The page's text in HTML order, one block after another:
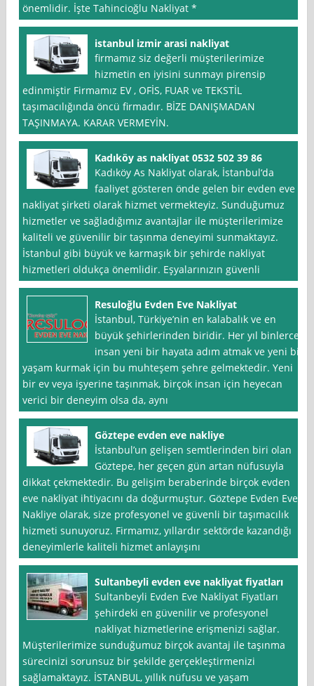
önemlidir. İşte Tahincioğlu Nakliyat *
istanbul izmir arasi nakliyat
firmamız siz değerli müşterilerimize
hizmetin en iyisini sunmayı pirensip
edinmiştir Firmamız EV , OFİS, FUAR ve TEKSTİL
taşımacılığında öncü firmadır. BİZE DANIŞMADAN
TAŞINMAYA. KARAR VERMEYİN.
Kadıköy as nakliyat 0532 502 39 86
Kadıköy As Nakliyat olarak, İstanbul‘da
faaliyet gösteren önde gelen bir evden eve
nakliyat şirketi olarak hizmet vermekteyiz. Sunduğumuz
hizmetler ve sağladığımız avantajlar ile müşterilerimize
kaliteli ve güvenilir bir taşınma deneyimi sunmaktayız.
İstanbul gibi büyük ve karmaşık bir şehirde nakliyat
hizmetleri oldukça önemlidir. Eşyalarınızın güvenli
Resuloğlu Evden Eve Nakliyat
İstanbul, Türkiye’nin en kalabalık ve en
büyük şehirlerinden biridir. Her yıl binlerce
insan yeni bir hayata adım atmak ve yeni bir
yaşam kurmak için bu muhteşem şehre gelmektedir. Yeni
bir ev veya işyerine taşınmak, birçok insan için heyecan
verici bir deneyim olsa da, aynı
Göztepe evden eve nakliye
İstanbul’un gelişen semtlerinden biri olan
Göztepe, her geçen gün artan nüfusuyla
dikkat çekmektedir. Bu gelişim beraberinde birçok evden
eve nakliyat ihtiyacını da doğurmuştur. Göztepe Evden Eve
Nakliye olarak, size profesyonel ve güvenli bir taşımacılık
hizmeti sunuyoruz. Firmamız, yıllardır sektörde kazandığı
deneyimlerle kaliteli hizmet anlayışını
Sultanbeyli evden eve nakliyat fiyatları
Sultanbeyli Evden Eve Nakliyat Fiyatları
şehirdeki en güvenilir ve profesyonel
nakliyat hizmetlerine erişmenizi sağlar.
Müşterilerimize sunduğumuz birçok avantaj ile taşınma
sürecinizi sorunsuz bir şekilde gerçekleştirmenizi
sağlamaktayız. İSTANBUL, yıllık nüfusu ve yaşam